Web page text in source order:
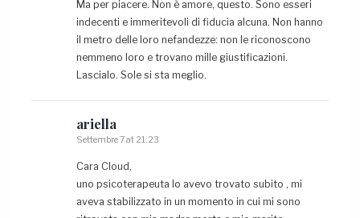
Ma per piacere. Non è amore, questo. Sono esseri
indecenti e immeritevoli di fiducia alcuna. Non hanno
il metro delle loro nefandezze: non le riconoscono
nemmeno loro e trovano mille giustificazioni.
Lascialo. Sole si sta meglio.
ariella
Settembre 7 at 21:23
Cara Cloud,
uno psicoterapeuta lo avevo trovato subito , mi
aveva stabilizzato in un momento in cui mi sono